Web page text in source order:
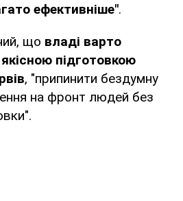
ефективніше".
що владі варто
підготовкою
, "припинити бездумну
на фронт людей без